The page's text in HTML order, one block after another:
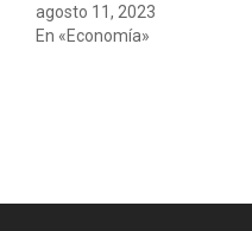
agosto 11, 2023
En «Economía»